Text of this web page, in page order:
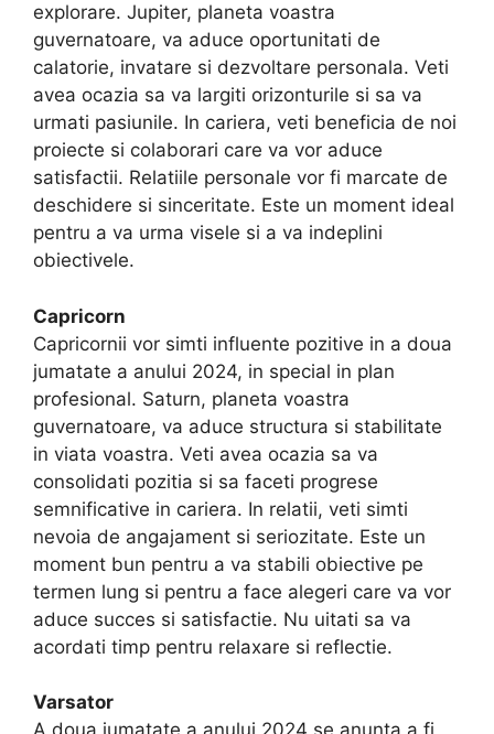
explorare. Jupiter, planeta voastra
guvernatoare, va aduce oportunitati de
calatorie, invatare si dezvoltare personala. Veti
avea ocazia sa va largiti orizonturile si sa va
urmati pasiunile. In cariera, veti beneficia de noi
proiecte si colaborari care va vor aduce
satisfactii. Relatiile personale vor fi marcate de
deschidere si sinceritate. Este un moment ideal
pentru a va urma visele si a va indeplini
obiectivele.
Capricorn
Capricornii vor simti influente pozitive in a doua
jumatate a anului 2024, in special in plan
profesional. Saturn, planeta voastra
guvernatoare, va aduce structura si stabilitate
in viata voastra. Veti avea ocazia sa va
consolidati pozitia si sa faceti progrese
semnificative in cariera. In relatii, veti simti
nevoia de angajament si seriozitate. Este un
moment bun pentru a va stabili obiective pe
termen lung si pentru a face alegeri care va vor
aduce succes si satisfactie. Nu uitati sa va
acordati timp pentru relaxare si reflectie.
Varsator